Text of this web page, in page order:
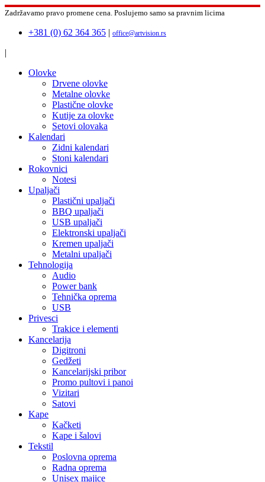
Zadržavamo pravo promene cena. Poslujemo samo sa pravnim licima
+381 (0) 62 364 365 | office@artvision.rs
|
Olovke
Drvene olovke
Metalne olovke
Plastične olovke
Kutije za olovke
Setovi olovaka
Kalendari
Zidni kalendari
Stoni kalendari
Rokovnici
Notesi
Upaljači
Plastični upaljači
BBQ upaljači
USB upaljači
Elektronski upaljači
Kremen upaljači
Metalni upaljači
Tehnologija
Audio
Power bank
Tehnička oprema
USB
Privesci
Trakice i elementi
Kancelarija
Digitroni
Gedžeti
Kancelarijski pribor
Promo pultovi i panoi
Vizitari
Satovi
Kape
Kačketi
Kape i šalovi
Tekstil
Poslovna oprema
Radna oprema
Unisex majice